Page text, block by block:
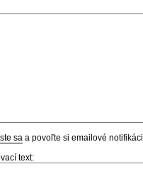
sa a povoľte si emailové
text: